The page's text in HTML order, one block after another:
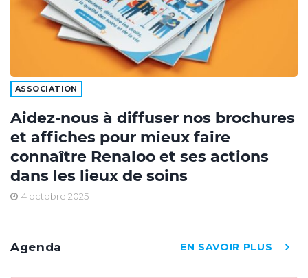
ASSOCIATION
Aidez-nous à diffuser nos brochures
et affiches pour mieux faire
connaître Renaloo et ses actions
dans les lieux de soins
4 octobre 2025
Agenda EN SAVOIR PLUS